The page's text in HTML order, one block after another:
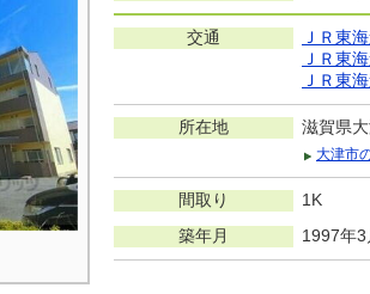
交通 ＪＲ東
ＪＲ東
ＪＲ東
所在地 滋賀県
大津市
間取り 1K
築年月 1997年3